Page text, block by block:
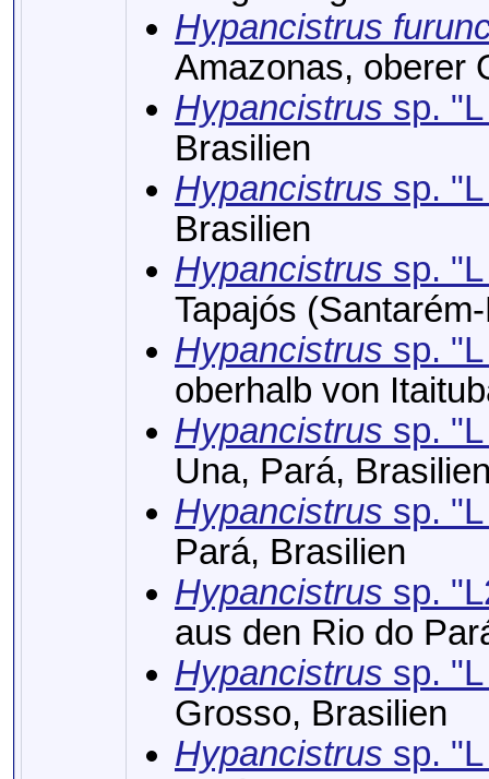
Hypancistrus
Amazonas, oberer
Hypancistrus sp.
Brasilien
Hypancistrus sp.
Brasilien
Hypancistrus sp.
Tapajós
Hypancistrus sp.
oberhalb von
Hypancistrus sp.
Una, Pará,
Hypancistrus sp.
Pará, Brasilien
Hypancistrus sp.
aus den Rio do
Hypancistrus sp.
Grosso, Brasilien
Hypancistrus sp.